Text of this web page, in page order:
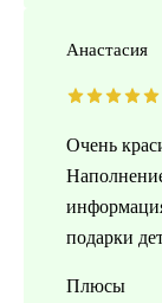
Анастасия
Очень
подарки
Плюсы